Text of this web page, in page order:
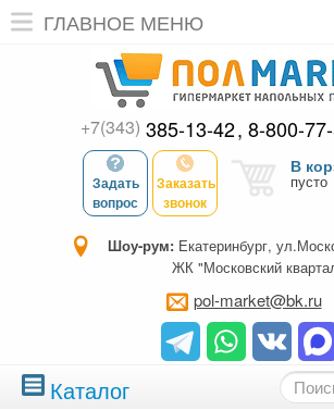
ГЛАВНОЕ МЕНЮ
+7(343) 385-13-42 8-800-
Задать
вопрос
Заказать
звонок
В
пусто
Шоу-рум: Екатеринбург,
ЖК "Московский
pol-market@bk.ru
Каталог